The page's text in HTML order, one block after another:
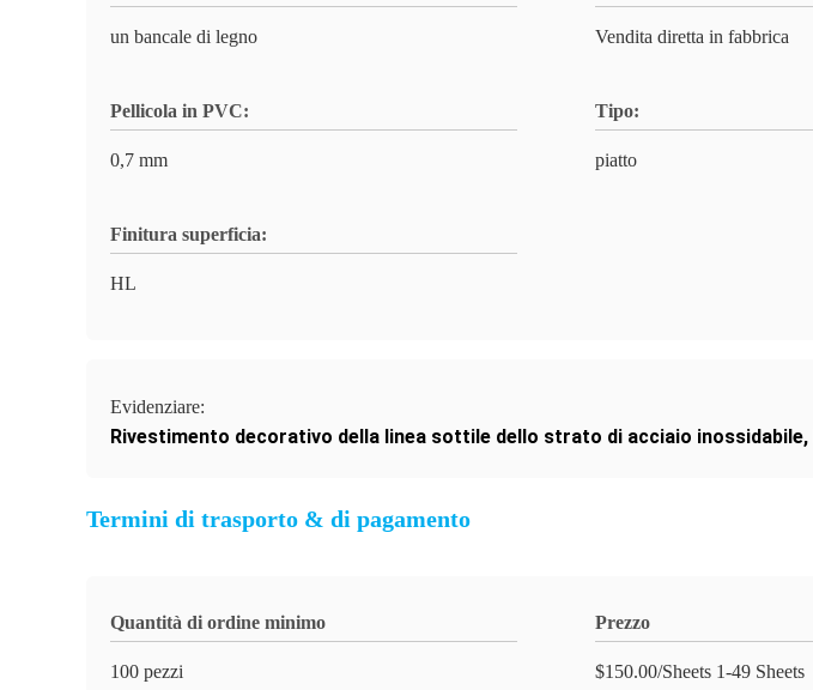
un bancale di legno Vendita diretta in fabbrica
Pellicola in PVC:
0,7 mm
Tipo:
piatto
Finitura superficia:
HL
Evidenziare:
Rivestimento decorativo della linea sottile dello strato di acciaio inossidabile,
Termini di trasporto & di pagamento
Quantità di ordine minimo
100 pezzi
Prezzo
$150.00/Sheets 1-49 Sheets